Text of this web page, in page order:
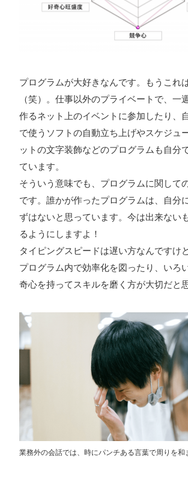
プログラムが大好きなんです。もうこれ
（笑）。仕事以外のプライベートで、一
作るネット上のイベントに参加したり、
で使うソフトの自動立ち上げやスケジュ
ットの文字装飾などのプログラムも自分
ています。
そういう意味でも、プログラムに関して
です。誰かが作ったプログラムは、自分
ずはないと思っています。今は出来ない
るようにしますよ！
タイピングスピードは遅い方なんですけ
プログラム内で効率化を図ったり、いろ
奇心を持ってスキルを磨く方が大切だと
業務外の会話では、時にパンチある言葉で周りを和